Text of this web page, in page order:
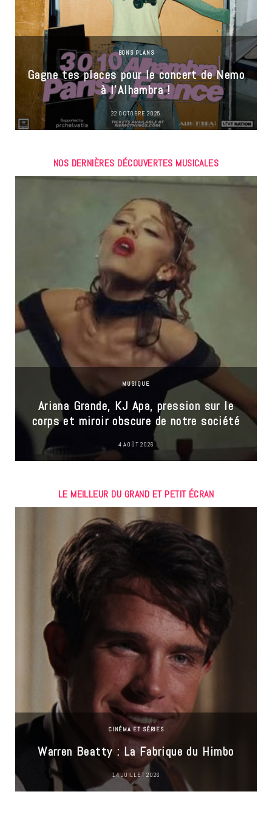
BONS PLANS
Gagne tes places pour le concert de Nemo
à l’Alhambra !
22 OCTOBRE 2025
NOS DERNIÈRES DÉCOUVERTES MUSICALES
MUSIQUE
Ariana Grande, KJ Apa, pression sur le
corps et miroir obscure de notre société
4 AOÛT 2026
LE MEILLEUR DU GRAND ET PETIT ÉCRAN
CINÉMA ET SÉRIES
Warren Beatty : La Fabrique du Himbo
14 JUILLET 2026